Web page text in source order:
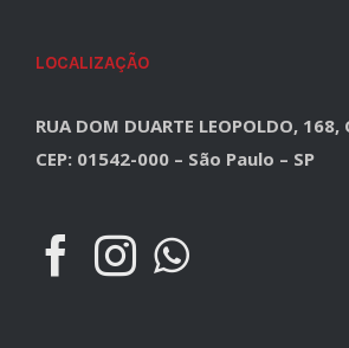
LOCALIZAÇÃO
RUA DOM DUARTE LEOPOLDO, 168,
CEP: 01542-000 – São Paulo – SP